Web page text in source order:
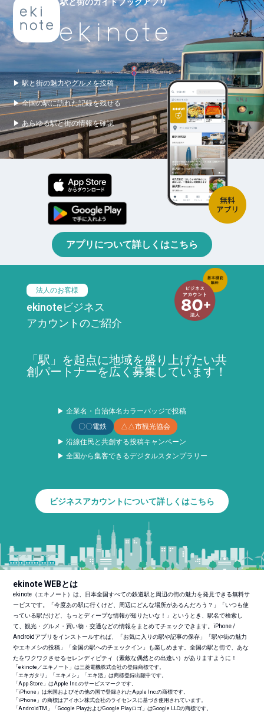
▶ 駅と街の魅力やグルメを投稿
▶ 全国の駅に訪れた記録を残せる
▶ あらゆる駅と街の情報を確認
アプリについて詳しくはこちら
法人のお客様
ekinoteビジネス
アカウントのご紹介
「駅」を起点に地域を盛り上げたい共
創パートナーを広く募集しています！
▶ 企業名・自治体名カラーバッジで投稿
〇〇電鉄
△△市観光協会
▶ 沿線住民と共創する投稿キャンペーン
▶ 全国から集客できるデジタルスタンプラリー
ビジネスアカウントについて詳しくはこちら
ekinote WEBとは
ekinote（エキノート）は、日本全国すべての鉄道駅と周辺の街の魅力を発見できる無料サ
ービスです。「今度あの駅に行くけど、周辺にどんな場所があるんだろう？」「いつも使
っている駅だけど、もっとディープな情報が知りたいな！」というとき、駅名で検索し
て、観光・グルメ・買い物・交通などの情報をまとめてチェックできます。iPhone /
Androidアプリをインストールすれば、「お気に入りの駅や記事の保存」「駅や街の魅力
やエキメシの投稿」「全国の駅へのチェックイン」も楽しめます。全国の駅と街で、あな
たをワクワクさせるセレンディピティ（素敵な偶然との出逢い）がありますように！
「ekinote／エキノート」は三菱電機株式会社の登録商標です。
「エキガタリ」「エキメシ」「エキ活」は商標登録出願中です。
「App Store」はApple Inc.のサービスマークです。
「iPhone」は米国およびその他の国で登録されたApple Inc.の商標です。
「iPhone」の商標はアイホン株式会社のライセンスに基づき使用されています。
「AndroidTM 」「Google PlayおよびGoogle Playロゴ」はGoogle LLCの商標です。